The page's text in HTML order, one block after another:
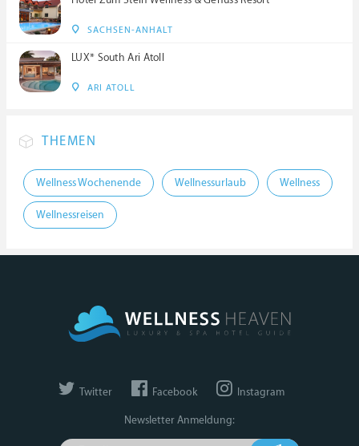
SACHSEN-ANHALT
LUX* South Ari Atoll
ARI ATOLL
THEMEN
Wellness Wochenende Wellnessurlaub Wellness
Wellnessreisen
Twitter Facebook Instagram
Newsletter Anmeldung: